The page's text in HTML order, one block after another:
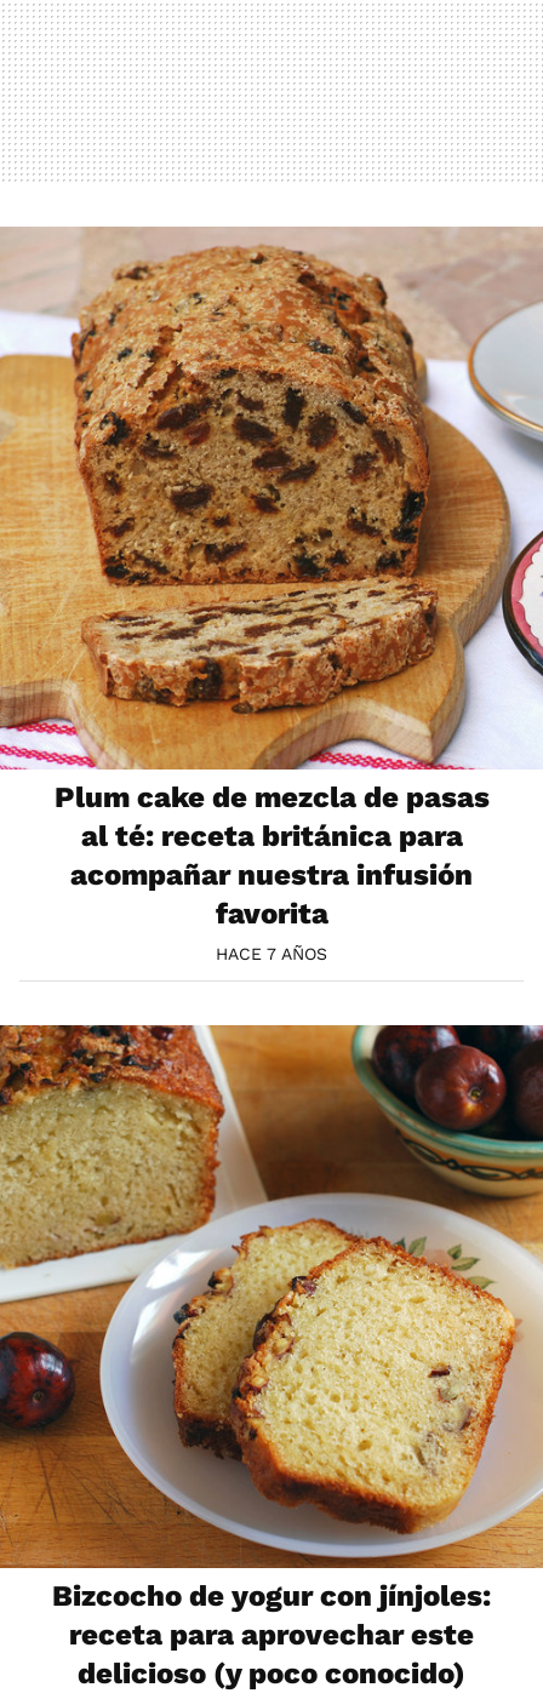
Plum cake de mezcla de pasas
al té: receta británica para
acompañar nuestra infusión
favorita
HACE 7 AÑOS
Bizcocho de yogur con jínjoles:
receta para aprovechar este
delicioso (y poco conocido)